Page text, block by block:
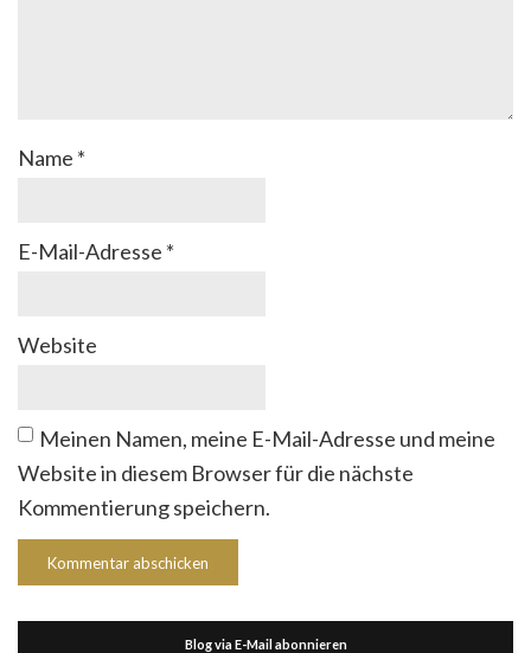
Name *
E-Mail-Adresse *
Website
Meinen Namen, meine E-Mail-Adresse und meine
Website in diesem Browser für die nächste
Kommentierung speichern.
Blog via E-Mail abonnieren